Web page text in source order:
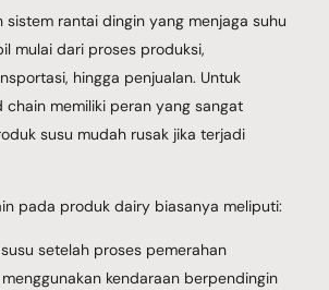
sistem rantai dingin yang menjaga suhu
mulai dari proses produksi,
hingga penjualan. Untuk
chain memiliki peran yang sangat
susu mudah rusak jika terjadi
pada produk dairy biasanya meliputi:
setelah proses pemerahan
kendaraan berpendingin